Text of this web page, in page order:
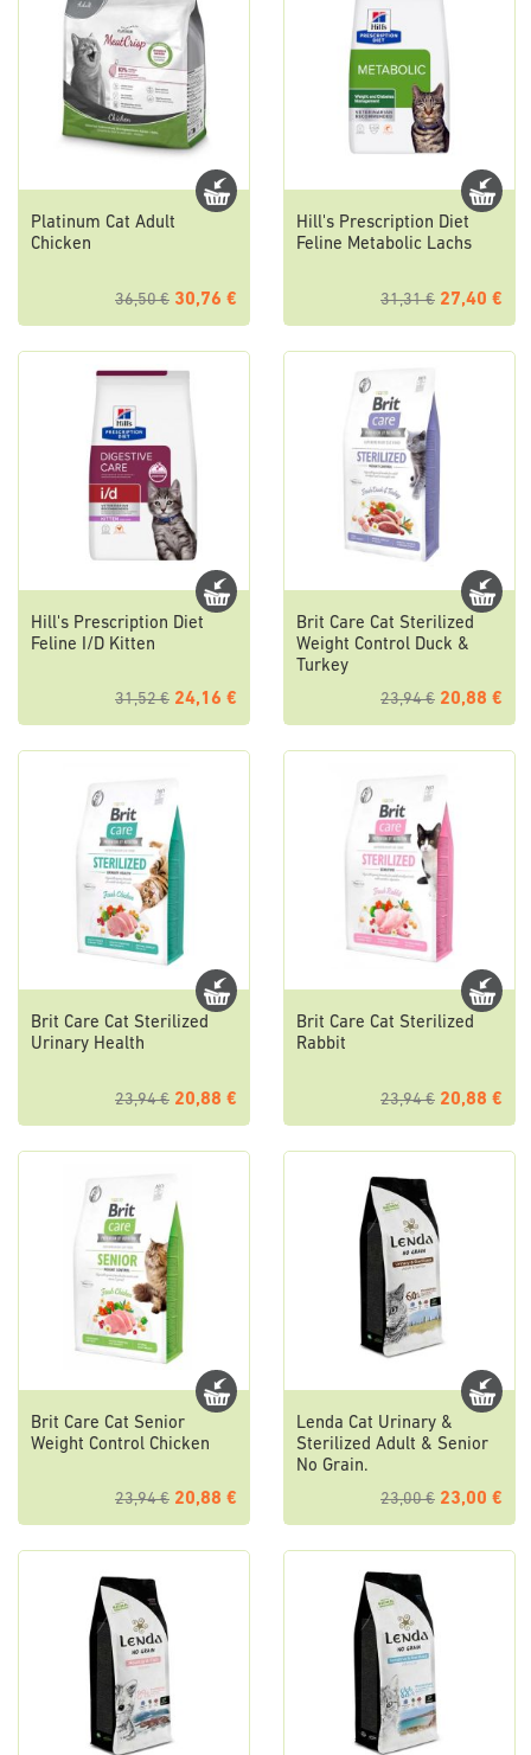
Platinum Cat Adult
Chicken
36,50 € 30,76 €
Hill's Prescription Diet
Feline Metabolic Lachs
31,31 € 27,40 €
Hill's Prescription Diet
Feline I/D Kitten
31,52 € 24,16 €
Brit Care Cat Sterilized
Weight Control Duck &
Turkey
23,94 € 20,88 €
Brit Care Cat Sterilized
Urinary Health
23,94 € 20,88 €
Brit Care Cat Sterilized
Rabbit
23,94 € 20,88 €
Brit Care Cat Senior
Weight Control Chicken
23,94 € 20,88 €
Lenda Cat Urinary &
Sterilized Adult & Senior
No Grain.
23,00 € 23,00 €